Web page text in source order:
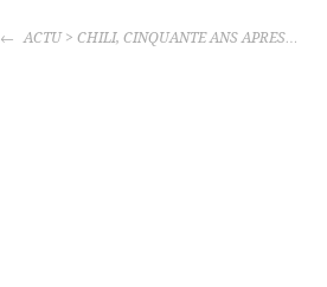
NAVIGATION
ACTU > CHILI, CINQUANTE ANS APRES…